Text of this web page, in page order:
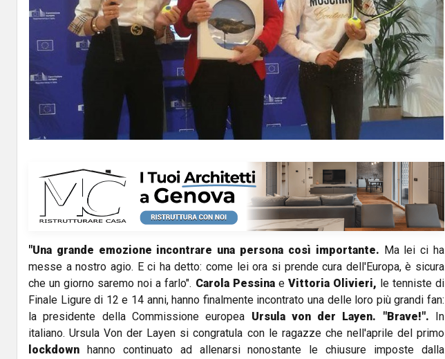
"Una grande emozione incontrare una persona così importante. Ma lei ci ha
messe a nostro agio. E ci ha detto: come lei ora si prende cura dell'Europa, è sicura
che un giorno saremo noi a farlo". Carola Pessinae Vittoria Olivieri, le tenniste di
Finale Ligure di 12 e 14 anni, hanno finalmente incontrato una delle loro più grandi fan:
la presidente della Commissione europea Ursula von der Layen. "Brave!". In
italiano. Ursula Von der Layen si congratula con le ragazze che nell'aprile del primo
lockdown hanno continuato ad allenarsi nonostante le chiusure imposte dalla